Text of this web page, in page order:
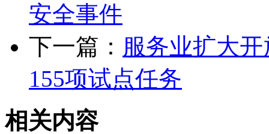
安全事件
下一篇： 服务业扩大
155项试点任务
相关内容